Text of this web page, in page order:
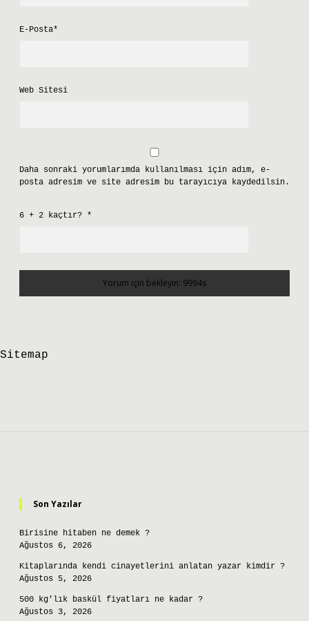
E-Posta*
Web Sitesi
Daha sonraki yorumlarımda kullanılması için adım, e-
posta adresim ve site adresim bu tarayıcıya kaydedilsin.
6 + 2 kaçtır? *
Sitemap
Son Yazılar
Birisine hitaben ne demek ?
Ağustos 6, 2026
Kitaplarında kendi cinayetlerini anlatan yazar kimdir ?
Ağustos 5, 2026
500 kg’lık baskül fiyatları ne kadar ?
Ağustos 3, 2026